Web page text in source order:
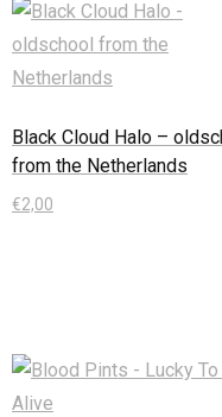
Black Cloud Halo –
from the Netherlands
€2,00